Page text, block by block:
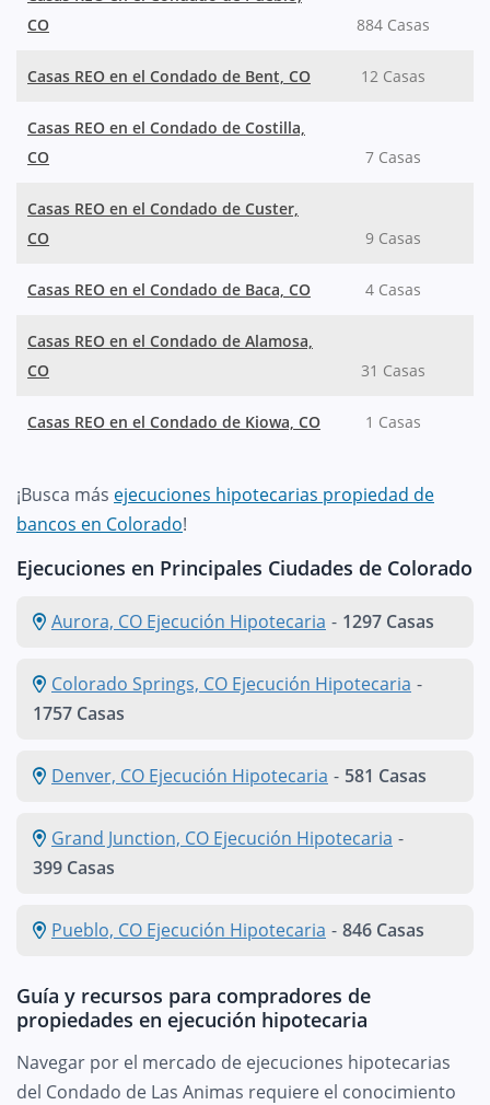
CO
884 Casas
Casas REO en el Condado de Bent, CO 12 Casas
Casas REO en el Condado de Costilla,
CO
7 Casas
Casas REO en el Condado de Custer,
CO
9 Casas
Casas REO en el Condado de Baca, CO 4 Casas
Casas REO en el Condado de Alamosa,
CO
31 Casas
Casas REO en el Condado de Kiowa, CO 1 Casas
¡Busca más ejecuciones hipotecarias propiedad de
bancos en Colorado!
Ejecuciones en Principales Ciudades de Colorado
Aurora, CO Ejecución Hipotecaria - 1297 Casas
Colorado Springs, CO Ejecución Hipotecaria -
1757 Casas
Denver, CO Ejecución Hipotecaria - 581 Casas
Grand Junction, CO Ejecución Hipotecaria -
399 Casas
Pueblo, CO Ejecución Hipotecaria - 846 Casas
Guía y recursos para compradores de
propiedades en ejecución hipotecaria
Navegar por el mercado de ejecuciones hipotecarias
del Condado de Las Animas requiere el conocimiento